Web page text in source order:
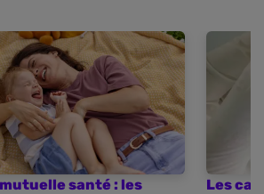
santé : les
Les